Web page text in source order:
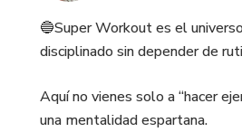
🔵Super Workout es el
disciplinado sin depender de
Aquí no vienes solo a “hacer
una mentalidad espartana.